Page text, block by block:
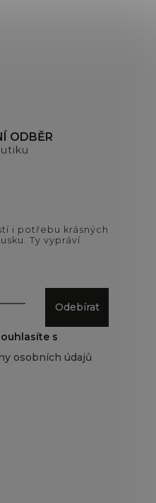
ODBĚR
i potřebu krásných
Ty vypráví
Odebírat
s
osobních údajů